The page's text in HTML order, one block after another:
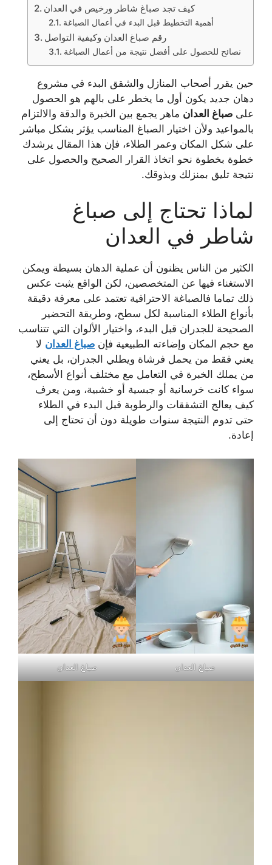
كيف تجد صباغ شاطر ورخيص في العدان
أهمية التخطيط قبل البدء في أعمال الصباغة
رقم صباغ العدان وكيفية التواصل
نصائح للحصول على أفضل نتيجة من أعمال الصباغة
حين يقرر أصحاب المنازل والشقق البدء في مشروع
دهان جديد يكون أول ما يخطر على بالهم هو الحصول
على صباغ العدان ماهر يجمع بين الخبرة والدقة والالتزام
بالمواعيد ولأن اختيار الصباغ المناسب يؤثر بشكل مباشر
على شكل المكان وعمر الطلاء، فإن هذا المقال يرشدك
خطوة بخطوة نحو اتخاذ القرار الصحيح والحصول على
نتيجة تليق بمنزلك وبذوقك.
لماذا تحتاج إلى صباغ
شاطر في العدان
الكثير من الناس يظنون أن عملية الدهان بسيطة ويمكن
الاستغناء فيها عن المتخصصين، لكن الواقع يثبت عكس
ذلك تماما فالصباغة الاحترافية تعتمد على معرفة دقيقة
بأنواع الطلاء المناسبة لكل سطح، وطريقة التحضير
الصحيحة للجدران قبل البدء، واختيار الألوان التي تتناسب
مع حجم المكان وإضاءته الطبيعية فإن صباغ العدان لا
يعني فقط من يحمل فرشاة ويطلي الجدران، بل يعني
من يملك الخبرة في التعامل مع مختلف أنواع الأسطح،
سواء كانت خرسانية أو جبسية أو خشبية، ومن يعرف
كيف يعالج التشققات والرطوبة قبل البدء في الطلاء
حتى تدوم النتيجة سنوات طويلة دون أن تحتاج إلى
إعادة.
صباغ العدان صباغ العدان